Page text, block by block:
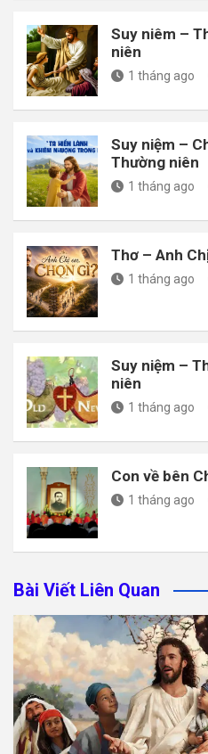
Suy niêm –
niên
1 tháng ago
Suy niệm –
Thường niên
1 tháng ago
Thơ – Anh
1 tháng ago
Suy niệm –
niên
1 tháng ago
Con về bên
1 tháng ago
Bài Viết Liên Quan